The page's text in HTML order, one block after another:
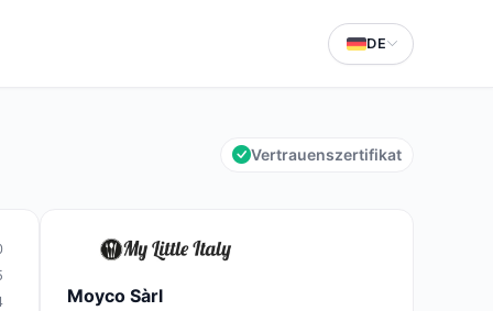
DE
Vertrauenszertifikat
Moyco Sàrl